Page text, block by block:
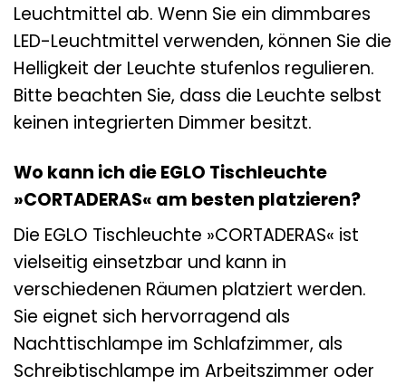
Leuchtmittel ab. Wenn Sie ein dimmbares
LED-Leuchtmittel verwenden, können Sie die
Helligkeit der Leuchte stufenlos regulieren.
Bitte beachten Sie, dass die Leuchte selbst
keinen integrierten Dimmer besitzt.
Wo kann ich die EGLO Tischleuchte
»CORTADERAS« am besten platzieren?
Die EGLO Tischleuchte »CORTADERAS« ist
vielseitig einsetzbar und kann in
verschiedenen Räumen platziert werden.
Sie eignet sich hervorragend als
Nachttischlampe im Schlafzimmer, als
Schreibtischlampe im Arbeitszimmer oder